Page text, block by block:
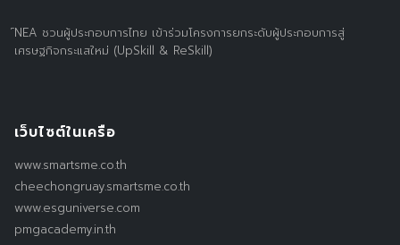
์NEA ชวนผู้ประกอบการไทย เข้าร่วมโครงการยกระดับผู้ประกอบการสู่
เศรษฐกิจกระแสใหม่ (UpSkill & ReSkill)
เว็บไซต์ในเครือ
www.smartsme.co.th
cheechongruay.smartsme.co.th
www.esguniverse.com
pmgacademy.in.th